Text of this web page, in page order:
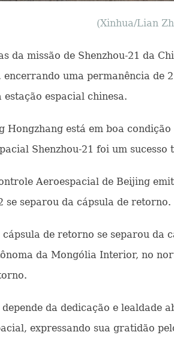
(Xinhua/Lian
da missão de Shenzhou-21 da
uma permanência de
espacial chinesa.
está em boa
Shenzhou-21 foi um sucesso
Aeroespacial de Beijing
se separou da cápsula de retorno.
de retorno se separou da
da Mongólia Interior, no
da dedicação e lealdade
expressando sua gratidão